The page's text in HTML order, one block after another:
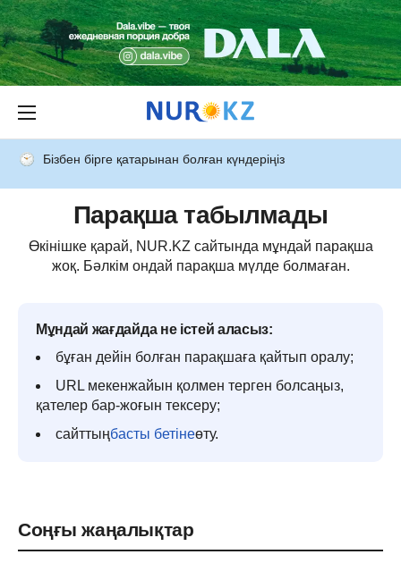
Бізбен бірге қатарынан болған күндеріңіз
Парақша табылмады
Өкінішке қарай, NUR.KZ сайтында мұндай парақша
жоқ. Бәлкім ондай парақша мүлде болмаған.
Мұндай жағдайда не істей аласыз:
бұған дейін болған парақшаға қайтып оралу;
URL мекенжайын қолмен терген болсаңыз,
қателер бар-жоғын тексеру;
сайттыңбасты бетінеөту.
Соңғы жаңалықтар